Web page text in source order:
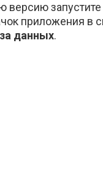
приложения в
данных.